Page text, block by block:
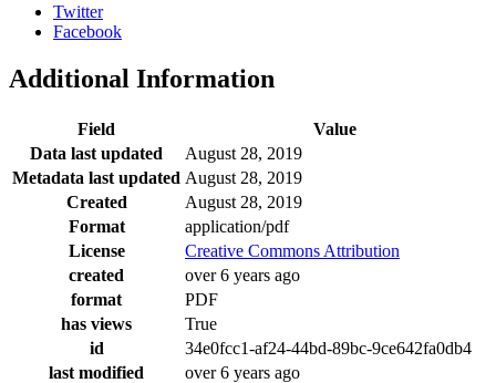
Twitter
Facebook
Additional Information
Field
Value
Data last updated
August 28, 2019
Metadata last updated August 28, 2019
Created
August 28, 2019
Format
application/pdf
License
Creative Commons Attribution
created
over 6 years ago
format
PDF
has views
True
id
34e0fcc1-af24-44bd-89bc-9ce642fa0db4
last modified
over 6 years ago